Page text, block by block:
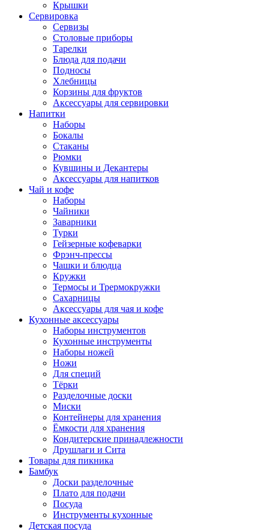
Крышки
Сервировка
Сервизы
Столовые приборы
Тарелки
Блюда для подачи
Подносы
Хлебницы
Корзины для фруктов
Аксессуары для сервировки
Напитки
Наборы
Бокалы
Стаканы
Рюмки
Кувшины и Декантеры
Аксессуары для напитков
Чай и кофе
Наборы
Чайники
Заварники
Турки
Гейзерные кофеварки
Фрэнч-прессы
Чашки и блюдца
Кружки
Термосы и Трермокружки
Сахарницы
Аксессуары для чая и кофе
Кухонные аксессуары
Наборы инструментов
Кухонные инструменты
Наборы ножей
Ножи
Для специй
Тёрки
Разделочные доски
Миски
Контейнеры для хранения
Ёмкости для хранения
Кондитерские принадлежности
Друшлаги и Сита
Товары для пикника
Бамбук
Доски разделочные
Плато для подачи
Посуда
Инструменты кухонные
Детская посуда